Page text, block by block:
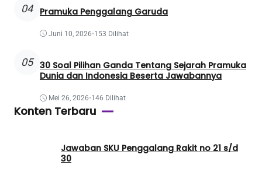
04 Pramuka Penggalang Garuda
Juni 10, 2026•153 Dilihat
05 30 Soal Pilihan Ganda Tentang Sejarah Pramuka
Dunia dan Indonesia Beserta Jawabannya
Mei 26, 2026•146 Dilihat
Konten Terbaru
Jawaban SKU Penggalang Rakit no 21 s/d
30